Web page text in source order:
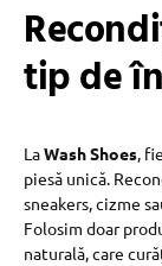
tip de
LaWash Shoes,
piesă unică.
sneakers, cizme
Folosim doar
naturală, care